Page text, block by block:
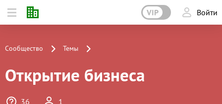
VIP Войти
Сообщество Темы
Открытие бизнеса
36 1